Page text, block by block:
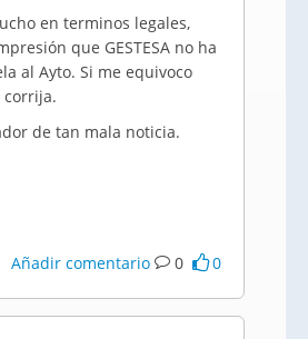
en terminos legales,
que GESTESA no ha
al Ayto. Si me equivoco
corrija.
de tan mala noticia.
Añadir comentario 0 0